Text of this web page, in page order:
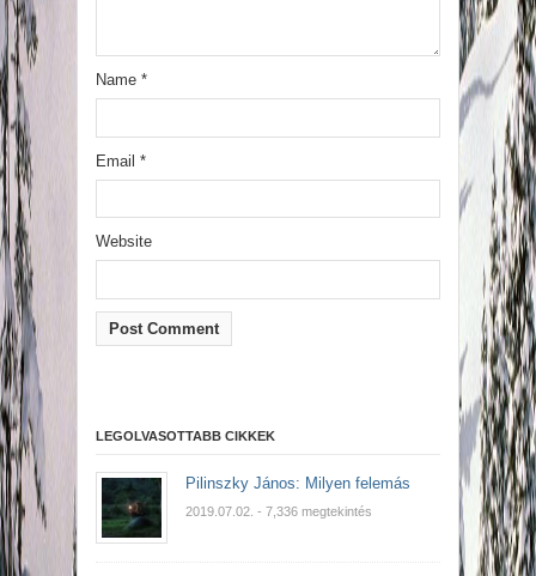
Name *
Email *
Website
LEGOLVASOTTABB CIKKEK
Pilinszky János: Milyen felemás
2019.07.02. - 7,336 megtekintés